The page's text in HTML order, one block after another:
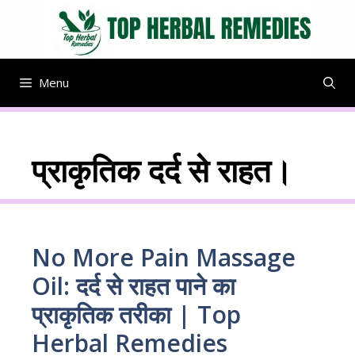
Menu
प्राकृतिक दर्द से राहत।
No More Pain Massage
Oil: दर्द से राहत पाने का
प्राकृतिक तरीका | Top
Herbal Remedies